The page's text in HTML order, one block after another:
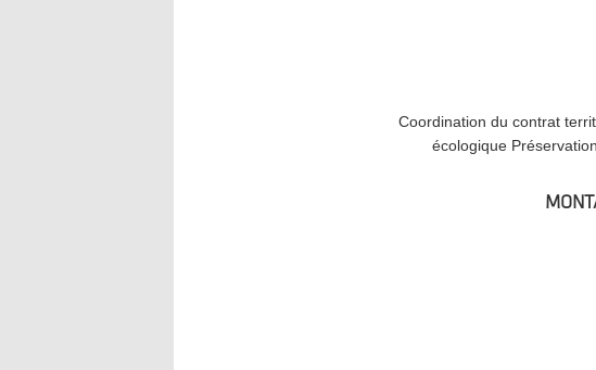
Coordination du contrat
écologique